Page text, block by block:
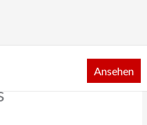
Ansehen